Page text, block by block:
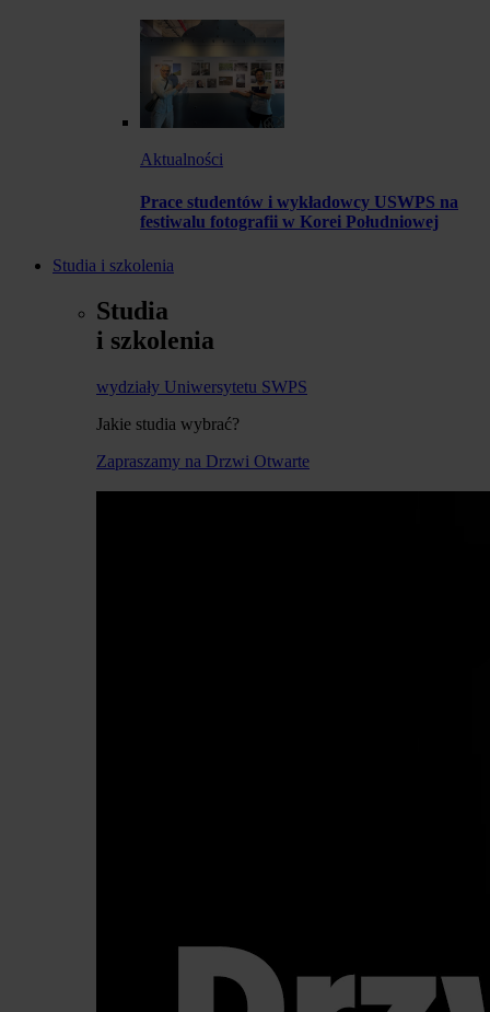
Aktualności
Prace studentów i wykładowcy USWPS na
festiwalu fotografii w Korei Południowej
Studia i szkolenia
Studia
i szkolenia
wydziały Uniwersytetu SWPS
Jakie studia wybrać?
Zapraszamy na Drzwi Otwarte